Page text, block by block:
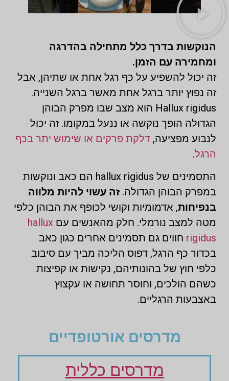
הנוקשות בדרך כלל מתחילה בהדרגה
ומחמירה עם הזמן.
זה יכול להשפיע על כף רגל אחת או שתיהן, אבל
זה נפוץ יותר ברגל אחת מאשר ברגל השנייה.
Hallux rigidus הוא מצב שבו מפרק הבוהן
הגדולה הופך נוקשה או ננעל במקומו. זה יכול
לנבוע מפציעה, דלקת פרקים או שימוש יתר בכף
הרגל.
התסמינים של hallux rigidus הם כאב ונוקשות
במפרק הבוהן הגדולה. זה עשוי להיות מלווה
בנפיחות, אדמומיות וקושי לכופף את הבוהן כלפי
מטה למצב נורמלי. חלק מהאנשים עם hallux
rigidus חווים גם תסמינים אחרים כגון כאב
בכדור כף הרגל, דפוס הליכה מביך עם סיבוב
כלפי חוץ של בהונותיהם, נקישות או קפיצות
כשהם הולכים, וחוסר תחושה או עקצוץ
באצבעות הרגליים.
מדרסים אורטופדיים
מדרסים כללית